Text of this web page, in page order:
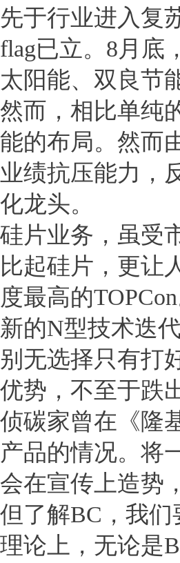
先于行业进入复
flag已立。8月底
太阳能、双良节
然而，相比单纯
能的布局。然而
业绩抗压能力，
化龙头。
硅片业务，虽受
比起硅片，更让
度最高的TOPCon
新的N型技术迭
别无选择只有打
优势，不至于跌
侦碳家曾在《隆
产品的情况。将
会在宣传上造势
但了解BC，我
理论上，无论是